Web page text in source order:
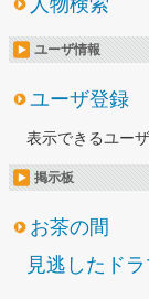
人物検索
ユーザ情報
ユーザ登録
表示できるユー
掲示板
お茶の間
見逃したド